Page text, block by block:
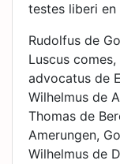
testes liberi en
Rudolfus de
Luscus
advocatus de
Wilhelmus de
Thomas de
Amerungen,
Wilhelmus de